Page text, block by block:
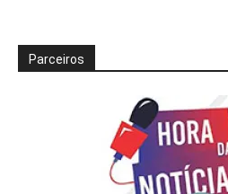
Parceiros